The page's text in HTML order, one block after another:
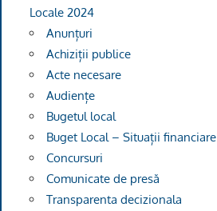
Locale 2024
Anunțuri
Achiziții publice
Acte necesare
Audiențe
Bugetul local
Buget Local – Situații financiare
Concursuri
Comunicate de presă
Transparenta decizionala